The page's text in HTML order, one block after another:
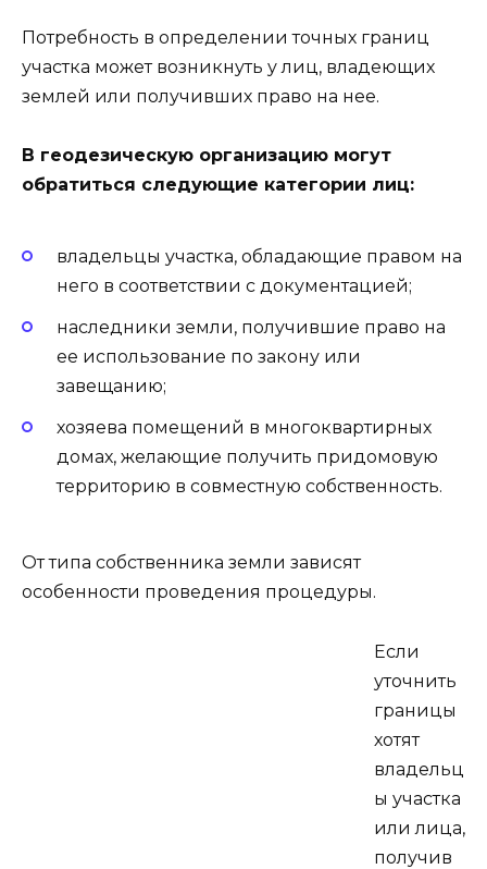
Потребность в определении точных границ
участка может возникнуть у лиц, владеющих
землей или получивших право на нее.
В геодезическую организацию могут
обратиться следующие категории лиц:
владельцы участка, обладающие правом на
него в соответствии с документацией;
наследники земли, получившие право на
ее использование по закону или
завещанию;
хозяева помещений в многоквартирных
домах, желающие получить придомовую
территорию в совместную собственность.
От типа собственника земли зависят
особенности проведения процедуры.
Если
уточнить
границы
хотят
владельц
ы участка
или лица,
получив